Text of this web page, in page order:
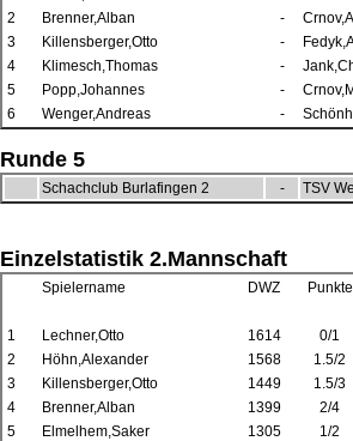
2
Brenner,Alban -
3
Killensberger,Otto -
4
Klimesch,Thomas -
5
Popp,Johannes -
6
Wenger,Andreas -
Runde 5
Schachclub Burlafingen 2 - TSV
Einzelstatistik 2.Mannschaft
Spielername DWZ Punkte
1 Lechner,Otto 1614
0/1
2
Höhn,Alexander 1568
1.5/2
3
Killensberger,Otto 1449
1.5/3
4
Brenner,Alban 1399
2/4
5
Elmelhem,Saker 1305
1/2